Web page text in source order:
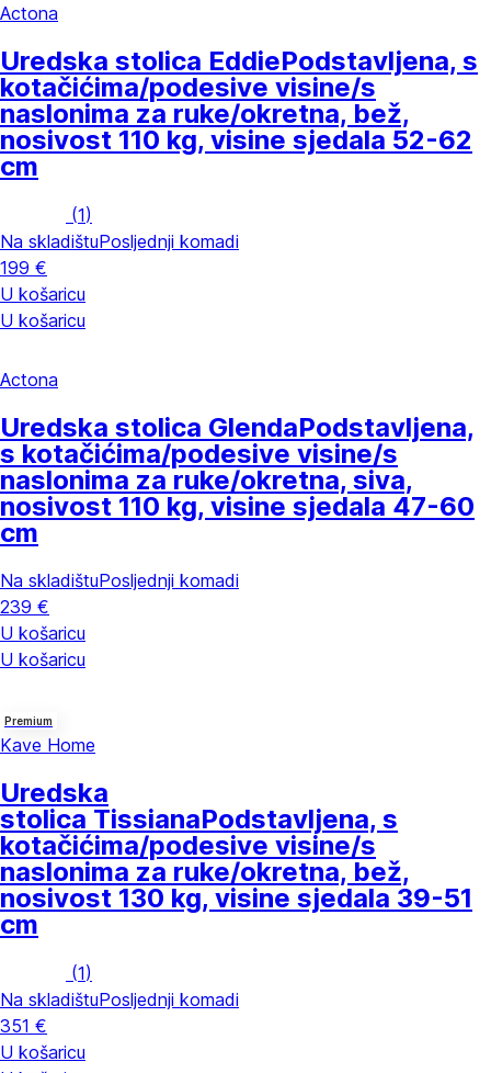
Actona
Uredska stolica EddiePodstavljena, s
kotačićima/podesive visine/s
naslonima za ruke/okretna, bež,
nosivost 110 kg, visine sjedala 52-62
cm
(1)
Na skladištuPosljednji komadi
199 €
U košaricu
U košaricu
Actona
Uredska stolica GlendaPodstavljena,
s kotačićima/podesive visine/s
naslonima za ruke/okretna, siva,
nosivost 110 kg, visine sjedala 47-60
cm
Na skladištuPosljednji komadi
239 €
U košaricu
U košaricu
Premium
Kave Home
Uredska
stolica TissianaPodstavljena, s
kotačićima/podesive visine/s
naslonima za ruke/okretna, bež,
nosivost 130 kg, visine sjedala 39-51
cm
(1)
Na skladištuPosljednji komadi
351 €
U košaricu